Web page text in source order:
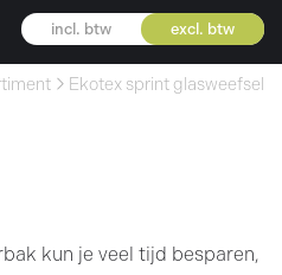
Veelgestelde vragen
Voorwaarden
incl. btw excl. btw
Ekotex sprint glasweefsel
kun je veel tijd besparen,